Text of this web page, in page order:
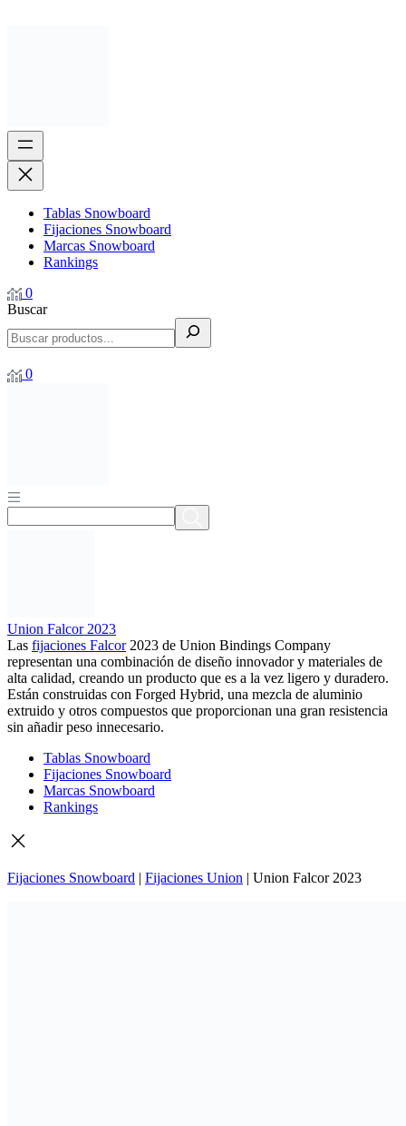
Tablas Snowboard
Fijaciones Snowboard
Marcas Snowboard
Rankings
0
Buscar
0
Union Falcor 2023
Las fijaciones Falcor2023 de Union Bindings Company
representan una combinación de diseño innovador y materiales de
alta calidad, creando un producto que es a la vez ligero y duradero.
Están construidas con Forged Hybrid, una mezcla de aluminio
extruido y otros compuestos que proporcionan una gran resistencia
sin añadir peso innecesario.
Tablas Snowboard
Fijaciones Snowboard
Marcas Snowboard
Rankings
Fijaciones Snowboard | Fijaciones Union | Union Falcor 2023